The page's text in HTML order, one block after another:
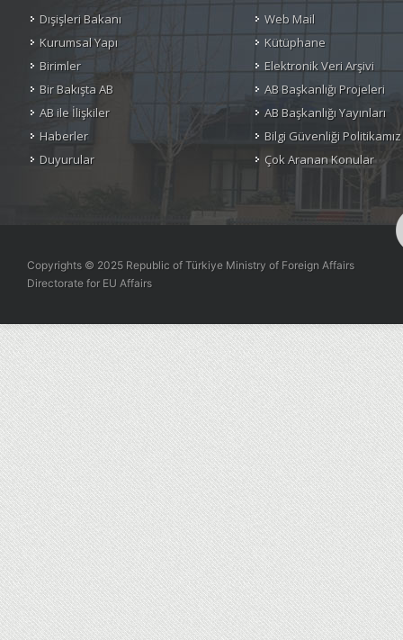
Dışişleri Bakanı
Kurumsal Yapı
Birimler
Bir Bakışta AB
AB ile İlişkiler
Haberler
Duyurular
Web Mail
Kütüphane
Elektronik Veri Arşivi
AB Başkanlığı Projeleri
AB Başkanlığı Yayınları
Bilgi Güvenliği Politikamız
Çok Aranan Konular
Copyrights © 2025 Republic of Türkiye Ministry of Foreign Affairs
Directorate for EU Affairs